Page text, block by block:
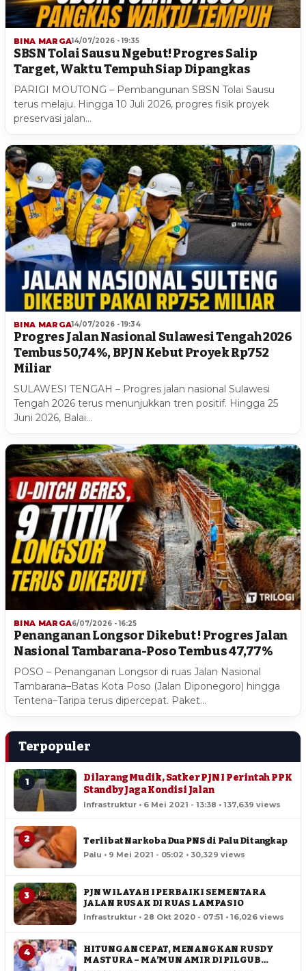
BINA MARGA14/07/2026 - 19:35
SBSN Tolai Sausu Ngebut! Progres Salip
Target, Waktu Tempuh Siap Dipangkas
PARIGI MOUTONG – Pembangunan SBSN Tolai Sausu
terus melaju. Hingga 10 Juli 2026, progres fisik proyek
preservasi jalan…
BINA MARGA14/07/2026 - 19:34
Progres Jalan Nasional Sulawesi Tengah 2026
Tembus 50,74%, BPJN Kebut Proyek Rp752
Miliar
SULAWESI TENGAH – Progres jalan nasional Sulawesi
Tengah 2026 terus menunjukkan tren positif. Hingga 25
Juni 2026, Balai…
BINA MARGA6/07/2026 - 16:25
Penanganan Longsor Dikebut ! Progres Jalan
Nasional Tambarana-Poso Tembus 47,77%
POSO – Penanganan Longsor di ruas Jalan Nasional
Tambarana–Batas Kota Poso (Jalan Diponegoro) hingga
Tentena–Taripa terus dipercepat. Paket…
Terpopuler
1
Dilarang Mudik, Satker PJN I Perintah PPK
Standby Jaga Kondisi Jalan
Infrastruktur • 6 Mei 2021 - 13:38 • 137,639 views
2 Terlibat Narkoba Dua PNS di Palu Ditangkap
Palu • 9 Mei 2021 - 05:02 • 30,329 views
3
PJN WILAYAH I PERBAIKI SEMENTARA
JALAN RUSAK DI RUAS LAMPASIO
Infrastruktur • 28 Okt 2020 - 07:51 • 16,026 views
4
HITUNGAN CEPAT, MENANGKAN RUSDY
MASTURA – MA’MUN AMIR DI PILGUB